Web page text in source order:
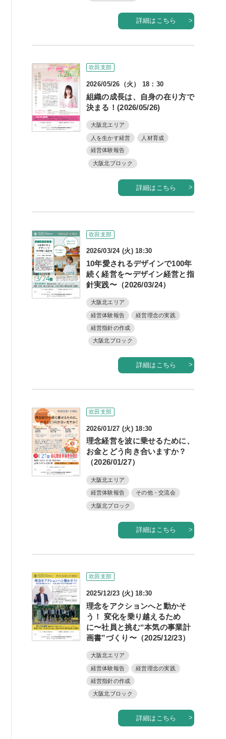
コンテンツ
06-6944-1251
詳細はこちら
吹田支部
2026/05/26（火） 18：30
組織の成長は、自身の在り方で
決まる！(2026/05/26)
大阪北エリア
人を生かす経営 人材育成
経営体験報告
大阪北ブロック
詳細はこちら
吹田支部
2026/03/24 (火) 18:30
10年愛されるデザインで100年
続く経営を〜デザイン経営と指
針実践〜（2026/03/24）
大阪北エリア
経営体験報告 経営理念の実践
経営指針の作成
大阪北ブロック
詳細はこちら
吹田支部
2026/01/27 (火) 18:30
理念経営を波に乗せるために、
お金とどう向き合いますか？
（2026/01/27）
大阪北エリア
経営体験報告 その他・交流会
大阪北ブロック
詳細はこちら
吹田支部
2025/12/23 (火) 18:30
理念をアクションへと動かそ
う！ 変化を乗り越えるため
に〜社員と挑む“本気の事業計
画書”づくり〜（2025/12/23）
大阪北エリア
経営体験報告 経営理念の実践
経営指針の作成
大阪北ブロック
詳細はこちら